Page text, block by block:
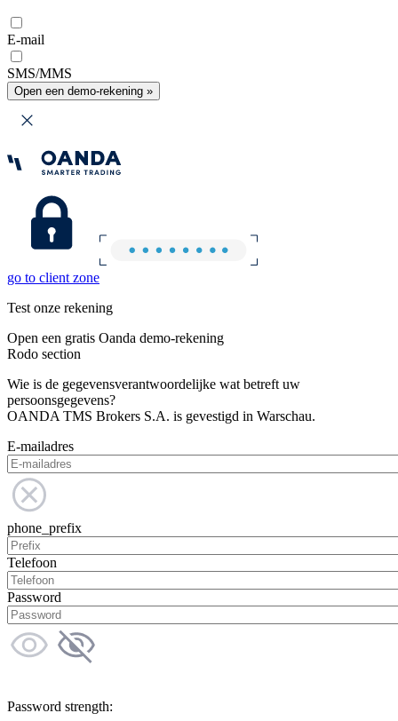
E-mail
SMS/MMS
Open een demo-rekening »
go to client zone
Test onze rekening
Open een gratis Oanda demo-rekening
Rodo section
Wie is de gegevensverantwoordelijke wat betreft uw
persoonsgegevens?
OANDA TMS Brokers S.A. is gevestigd in Warschau.
E-mailadres
phone_prefix
Telefoon
Password
Password strength: